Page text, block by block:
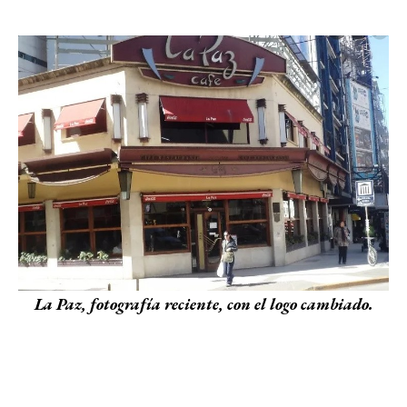
La Paz, fotografía reciente, con el logo cambiado.